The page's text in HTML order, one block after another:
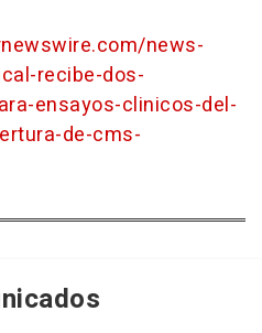
news-
recibe-dos-
ensayos-clinicos-del-
de-cms-